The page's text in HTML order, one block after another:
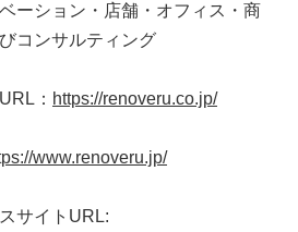
ーション・店舗・オフィス・商
コンサルティング
： https://renoveru.co.jp/
www.renoveru.jp/
サイトURL: